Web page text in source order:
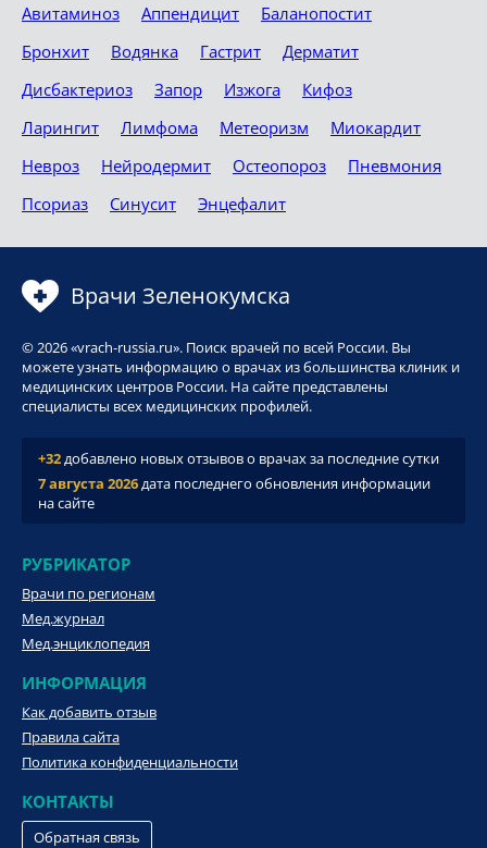
Авитаминоз Аппендицит
Баланопостит
Бронхит
Водянка Гастрит
Дерматит
Дисбактериоз
Запор Изжога
Кифоз
Ларингит
Лимфома Метеоризм
Миокардит
Невроз
Нейродермит Остеопороз
Пневмония
Псориаз
Синусит Энцефалит
Врачи Зеленокумска
© 2026 «vrach-russia.ru». Поиск врачей по всей России. Вы
можете узнать информацию о врачах из большинства клиник и
медицинских центров России. На сайте представлены
специалисты всех медицинских профилей.
+32добавлено новых отзывов о врачах за последние сутки
7 августа 2026дата последнего обновления информации
на сайте
РУБРИКАТОР
Врачи по регионам
Мед.журнал
Мед.энциклопедия
ИНФОРМАЦИЯ
Как добавить отзыв
Правила сайта
Политика конфиденциальности
КОНТАКТЫ
Обратная связь